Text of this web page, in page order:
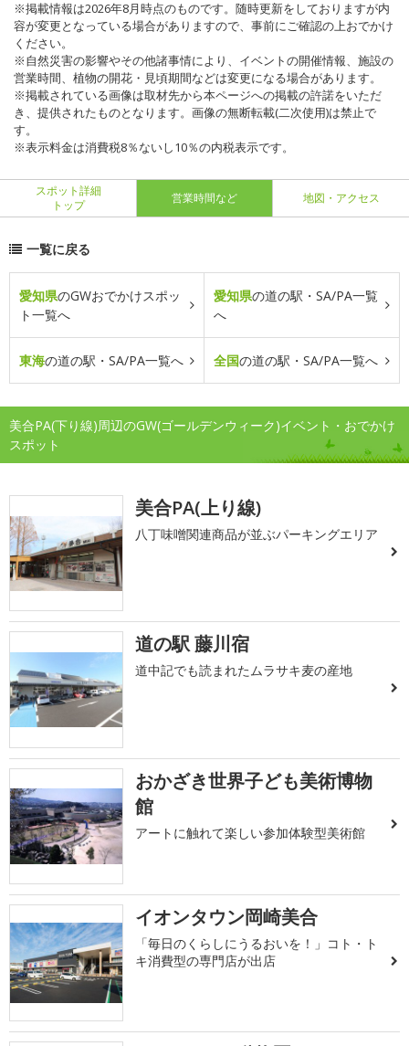
※掲載情報は2026年8月時点のものです。随時更新をしておりますが内
容が変更となっている場合がありますので、事前にご確認の上おでかけ
ください。
※自然災害の影響やその他諸事情により、イベントの開催情報、施設の
営業時間、植物の開花・見頃期間などは変更になる場合があります。
※掲載されている画像は取材先から本ページへの掲載の許諾をいただ
き、提供されたものとなります。画像の無断転載(二次使用)は禁止で
す。
※表示料金は消費税8％ないし10％の内税表示です。
スポット詳細
トップ
営業時間など 地図・アクセス
一覧に戻る
愛知県のGWおでかけスポッ
ト一覧へ
愛知県の道の駅・SA/PA一覧
へ
東海の道の駅・SA/PA一覧へ 全国の道の駅・SA/PA一覧へ
美合PA(下り線)周辺のGW(ゴールデンウィーク)イベント・おでかけ
スポット
美合PA(上り線)
八丁味噌関連商品が並ぶパーキングエリア
道の駅 藤川宿
道中記でも読まれたムラサキ麦の産地
おかざき世界子ども美術博物
館
アートに触れて楽しい参加体験型美術館
イオンタウン岡崎美合
「毎日のくらしにうるおいを！」コト・ト
キ消費型の専門店が出店